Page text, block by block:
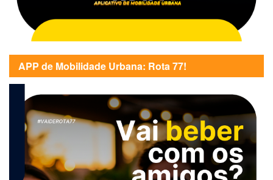
APP de Mobilidade Urbana: Rota 77!